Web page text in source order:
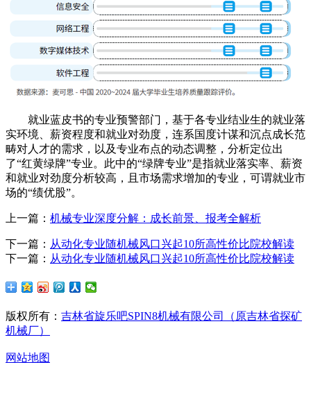
就业蓝皮书的专业预警部门，基于各专业结业生的就业落
实环境、薪资程度和就业对劲度，连系国度计谋和沉点成长范
畴对人才的需求，以及专业布点的动态调整，分析定位出
了“红黄绿牌”专业。此中的“绿牌专业”是指就业落实率、薪资
和就业对劲度分析较高，且市场需求增加的专业，可谓就业市
场的“绩优股”。
上一篇： 机械专业深度分解：成长前景、报考全解析
下一篇： 从动化专业随机械风口兴起10所高性价比院校解读
下一篇： 从动化专业随机械风口兴起10所高性价比院校解读
版权所有： 吉林省旋乐吧SPIN8机械有限公司（原吉林省探矿
机械厂）
网站地图